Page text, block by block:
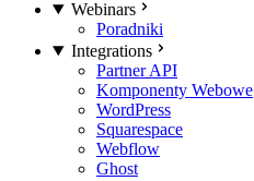
Webinars
Poradniki
Integrations
Partner API
Komponenty Webowe
WordPress
Squarespace
Webflow
Ghost